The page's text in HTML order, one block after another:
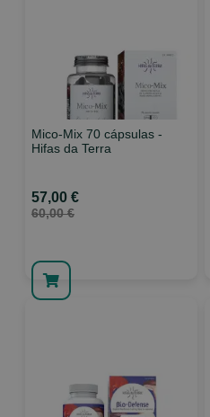
Mico-Mix 70 cápsulas -
Hifas da Terra
57,00 €
60,00 €